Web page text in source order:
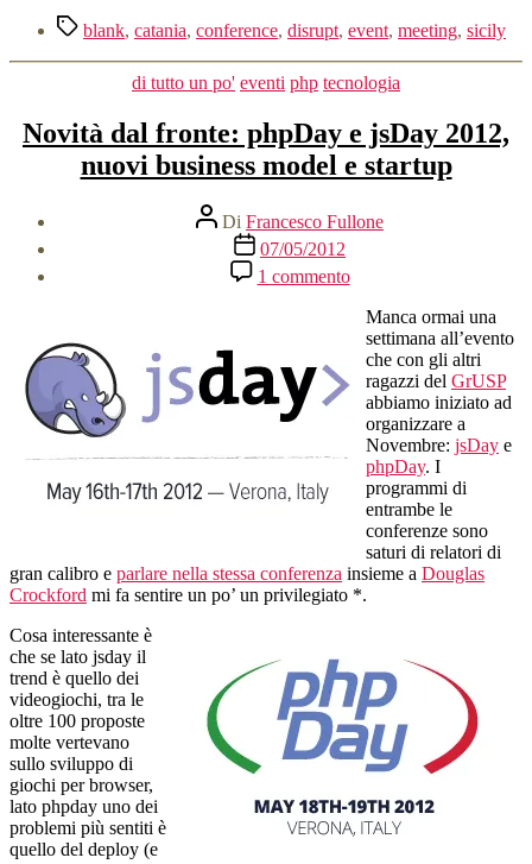
Tagblank, catania, conference, disrupt, event, meeting, sicily
Categorie
di tutto un po' eventi php tecnologia
Novità dal fronte: phpDay e jsDay 2012,
nuovi business model e startup
Autore
articolo
Di Francesco Fullone
Data
dell'articolo
07/05/2012
1 commentosu
Novità
dal
fronte:
phpDay
jsDay
2012,
nuovi
business
model
startup
Manca ormai una
settimana all’evento
che con gli altri
ragazzi del GrUSP
abbiamo iniziato ad
organizzare a
Novembre: jsDay e
phpDay. I
programmi di
entrambe le
conferenze sono
saturi di relatori di
gran calibro e parlare nella stessa conferenza insieme a Douglas
Crockford mi fa sentire un po’ un privilegiato *.
Cosa interessante è
che se lato jsday il
trend è quello dei
videogiochi, tra le
oltre 100 proposte
molte vertevano
sullo sviluppo di
giochi per browser,
lato phpday uno dei
problemi più sentiti è
quello del deploy (e